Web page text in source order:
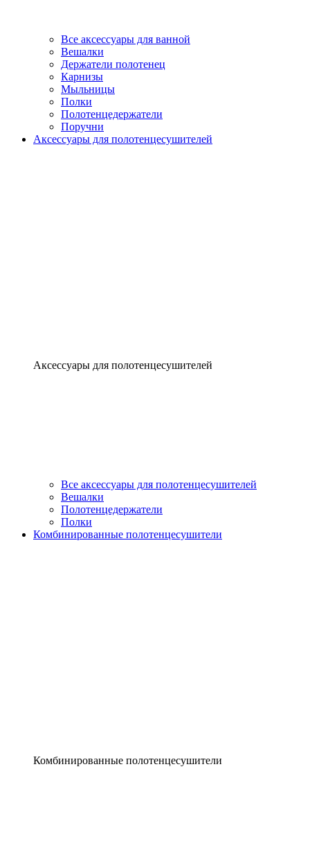
Все аксессуары для ванной
Вешалки
Держатели полотенец
Карнизы
Мыльницы
Полки
Полотенцедержатели
Поручни
Аксессуары для полотенцесушителей
Аксессуары для полотенцесушителей
Все аксессуары для полотенцесушителей
Вешалки
Полотенцедержатели
Полки
Комбинированные полотенцесушители
Комбинированные полотенцесушители